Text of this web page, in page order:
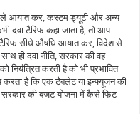
आयात कर, कस्टम ड्यूटी और अन्य
दवा टैरिफकहा जाता है, तो आप
सीधेऔषधि आयात कर,विदेश से
हीदवा नीति,सरकार की वह
नियंत्रित करती हैको भी प्रभावित
करता है कि एक टैबलेट या इन्फ्यूजन की
की बजट योजना में कैसे फिट